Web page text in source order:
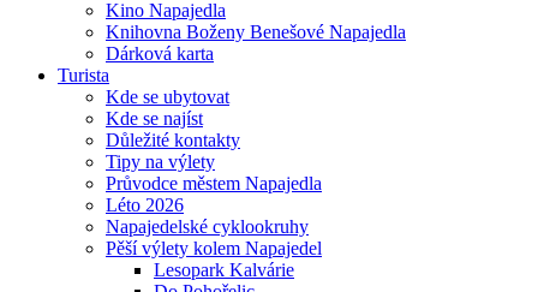
Kino Napajedla
Knihovna Boženy Benešové Napajedla
Dárková karta
Turista
Kde se ubytovat
Kde se najíst
Důležité kontakty
Tipy na výlety
Průvodce městem Napajedla
Léto 2026
Napajedelské cyklookruhy
Pěší výlety kolem Napajedel
Lesopark Kalvárie